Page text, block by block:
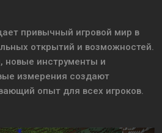
привычный игровой мир в
открытий и возможностей.
новые инструменты и
измерения создают
опыт для всех игроков.